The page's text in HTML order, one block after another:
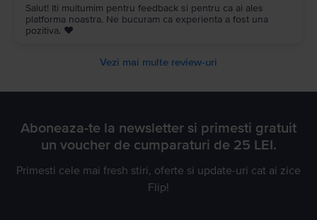
Salut! Iti multumim pentru feedback si pentru ca ai ales
platforma noastra. Ne bucuram ca experienta a fost una
pozitiva. ❤️
Vezi mai multe review-uri
Aboneaza-te la newsletter si primesti gratuit
un voucher de cumparaturi de 25 LEI.
Primesti cele mai fresh stiri, oferte si update-uri cat ai zice
Flip!